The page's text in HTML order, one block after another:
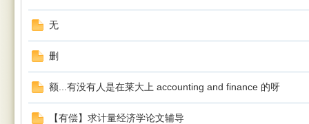
este
无
删
额...有没有人是在莱大上 accounting and finance 的呀
【有偿】求计量经济学论文辅导